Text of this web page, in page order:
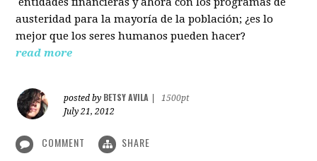
austeridad para la mayoría de la población; ¿es lo
mejor que los seres humanos pueden hacer?
read more
posted by BETSY AVILA
1500pt
July 21, 2012
COMMENT SHARE